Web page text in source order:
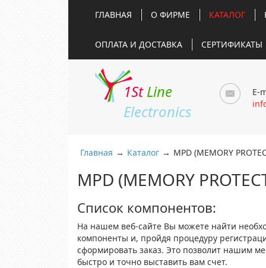
ГЛАВНАЯ О ФИРМЕ КАТАЛОГ
ОПЛАТА И ДОСТАВКА СЕРТИФИКАТЫ
1St Line
Electronics
E-
Главная → Каталог → MPD (MEMORY
MPD (MEMORY
Список компонентов:
На нашем веб-сайте Вы можете найти
компоненты и, пройдя процедуру
сформировать заказ. Это позволит нашим
быстро и точно выставить вам счет.